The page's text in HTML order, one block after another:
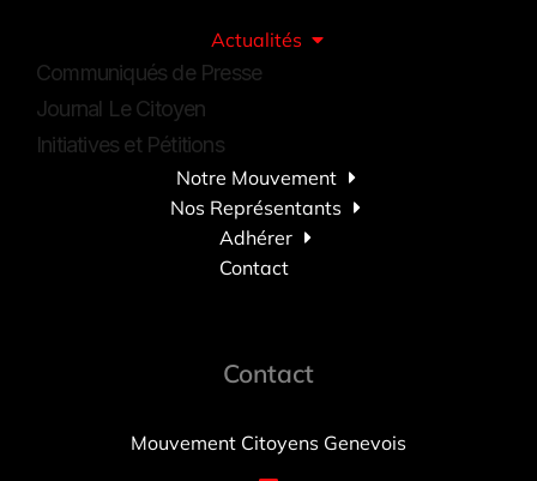
Actualités
Communiqués de Presse
Journal Le Citoyen
Initiatives et Pétitions
Notre Mouvement
Nos Représentants
Adhérer
Contact
Contact
Mouvement Citoyens Genevois